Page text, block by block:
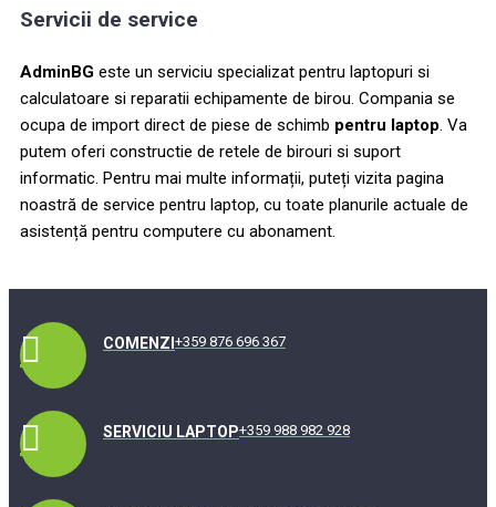
Servicii de service
AdminBG este un serviciu specializat pentru laptopuri si
calculatoare si reparatii echipamente de birou. Compania se
ocupa de import direct de piese de schimb pentru laptop. Va
putem oferi constructie de retele de birouri si suport
informatic. Pentru mai multe informații, puteți vizita pagina
noastră de service pentru laptop, cu toate planurile actuale de
asistență pentru computere cu abonament.
COMENZI +359 876 696 367
SERVICIU LAPTOP+359 988 982 928